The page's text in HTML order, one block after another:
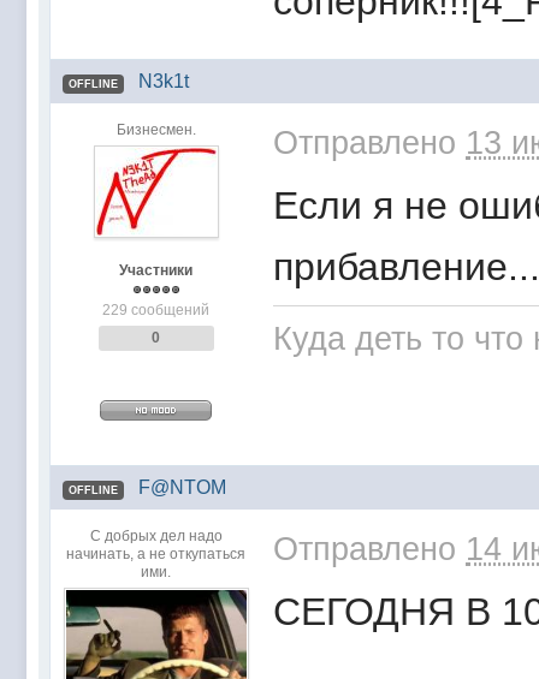
OFFLINE N3k1t
Бизнесмен.
Участники
229 сообщений
0
Отправлено 13
Если я не
Куда деть то что
OFFLINE F@NTOM
С добрых дел надо
начинать, а не откупаться
ими.
Отправлено 14
СЕГОДНЯ В 10